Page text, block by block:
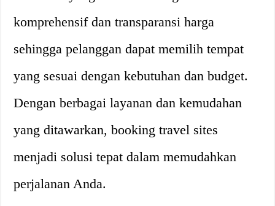
komprehensif dan transparansi harga
sehingga pelanggan dapat memilih tempat
yang sesuai dengan kebutuhan dan budget.
Dengan berbagai layanan dan kemudahan
yang ditawarkan, booking travel sites
menjadi solusi tepat dalam memudahkan
perjalanan Anda.